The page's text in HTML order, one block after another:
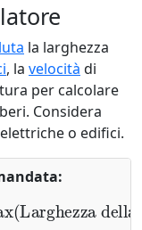
la larghezza
, la velocità di
per calcolare
Considera
o edifici.